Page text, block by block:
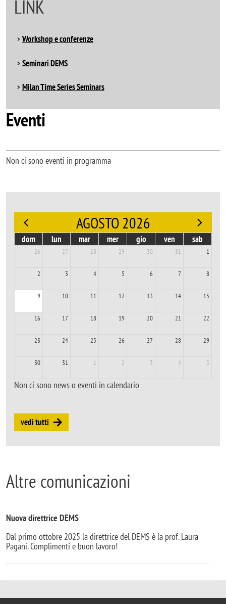
LINK
Workshop e conferenze
Seminari DEMS
Milan Time Series Seminars
Eventi
Non ci sono eventi in programma
AGOSTO 2026
dom lun mar mer gio ven sab
26 27 28 29 30 31 1
2 3 4 5 6 7 8
9 10 11 12 13 14 15
16 17 18 19 20 21 22
23 24 25 26 27 28 29
30 31 1 2 3 4 5
Non ci sono news o eventi in calendario
vedi tutti
Altre comunicazioni
Nuova direttrice DEMS
Dal primo ottobre 2025 la direttrice del DEMS è la prof. Laura
Pagani. Complimenti e buon lavoro!